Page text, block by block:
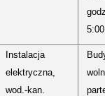
Instalacja
elektryczna,
wod.-kan.